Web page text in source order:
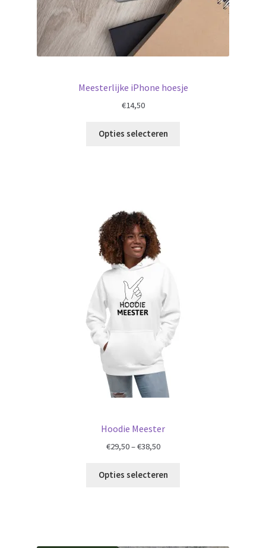
Meesterlijke iPhone hoesje
€14,50
Opties selecteren
Hoodie Meester
€29,50–€38,50
Opties selecteren